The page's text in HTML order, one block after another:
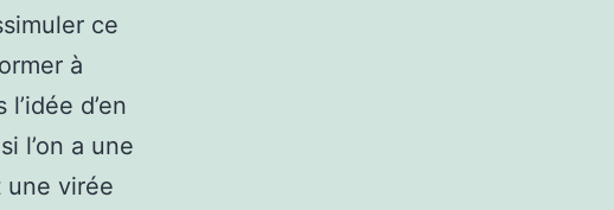
ce
à
d’en
l’on a une
une virée